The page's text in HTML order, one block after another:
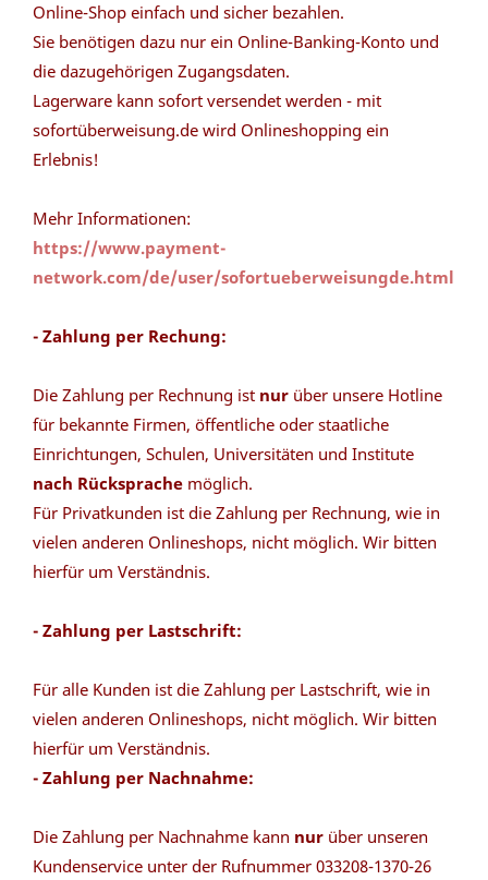
Online-Shop einfach und sicher bezahlen.
Sie benötigen dazu nur ein Online-Banking-Konto und
die dazugehörigen Zugangsdaten.
Lagerware kann sofort versendet werden - mit
sofortüberweisung.de wird Onlineshopping ein
Erlebnis!
Mehr Informationen:
https://www.payment-
network.com/de/user/sofortueberweisungde.html
- Zahlung per Rechung:
Die Zahlung per Rechnung ist nur über unsere Hotline
für bekannte Firmen, öffentliche oder staatliche
Einrichtungen, Schulen, Universitäten und Institute
nach Rücksprache möglich.
Für Privatkunden ist die Zahlung per Rechnung, wie in
vielen anderen Onlineshops, nicht möglich. Wir bitten
hierfür um Verständnis.
- Zahlung per Lastschrift:
Für alle Kunden ist die Zahlung per Lastschrift, wie in
vielen anderen Onlineshops, nicht möglich. Wir bitten
hierfür um Verständnis.
- Zahlung per Nachnahme:
Die Zahlung per Nachnahme kann nur über unseren
Kundenservice unter der Rufnummer 033208-1370-26